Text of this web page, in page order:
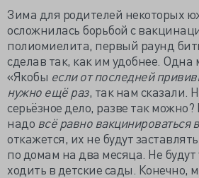
Зима для родителей некоторых
осложнилась борьбой с
полиомиелита, первый раунд
сделав так, как им удобнее. Одна
«Якобы если от последней
нужно ещё раз, так нам сказали.
серьёзное дело, разве так
надо всё равно вакцинироваться
откажется, их не будут
по домам на два месяца. Не будут
ходить в детские сады. Конечно,